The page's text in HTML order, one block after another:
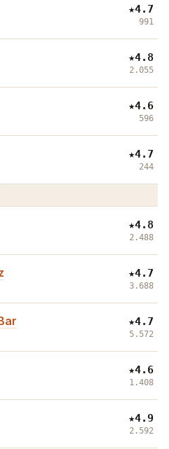
★4.7
991
★4.8
2.055
★4.6
596
★4.7
244
★4.8
2.488
★4.7
3.688
★4.7
5.572
★4.6
1.408
★4.9
2.592